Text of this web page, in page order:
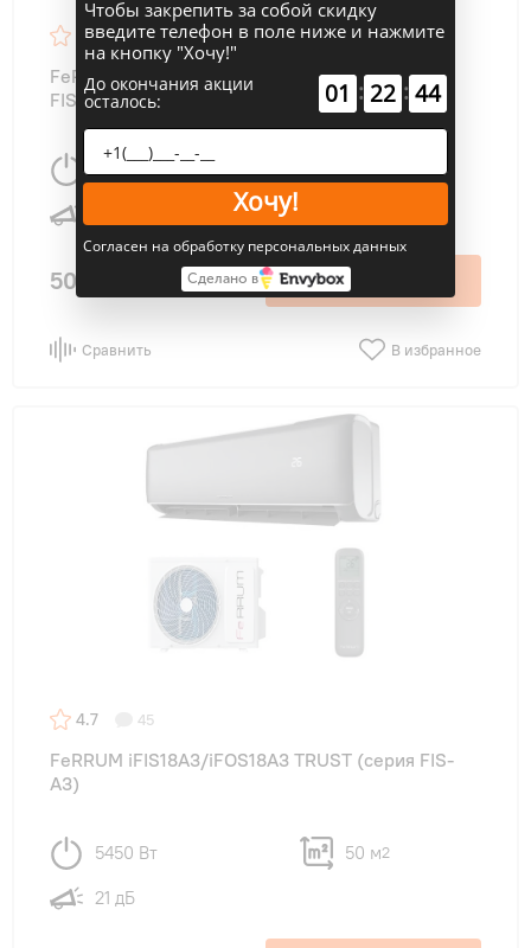
4.8 49
FeRRUM iFIS09F2С/iFOS09F2С FORCE (cерия
FIS-F2C)
2639 Вт 25 м
50 500 ₽ В корзину
Сравнить В избранное
4.7 45
FeRRUM iFIS18A3/iFOS18A3 TRUST (cерия FIS-
A3)
5450 Вт 50 м2
21 дБ
Чтобы закрепить за собой скидку
введите телефон в поле ниже и нажмите
на кнопку "Хочу!"
До окончания акции
осталось: 01 : 22 : 43
Хочу!
Согласен на обработку персональных данных
Сделано в